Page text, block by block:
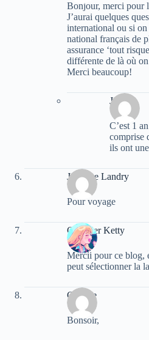
Bonjour, merci pour
J’aurai quelques
international ou si
national français de
assurance ‘tout
différente de là où
Merci beaucoup!
Jake
C’est 1
comprise
ils ont
Johanne Landry
Pour voyage
Gonthier Ketty
Mercii pour ce blog,
peut sélectionner la
Camille
Bonsoir,